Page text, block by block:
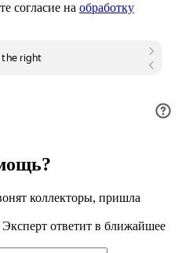
согласие на обработку
коллекторы, пришла
ответит в ближайшее